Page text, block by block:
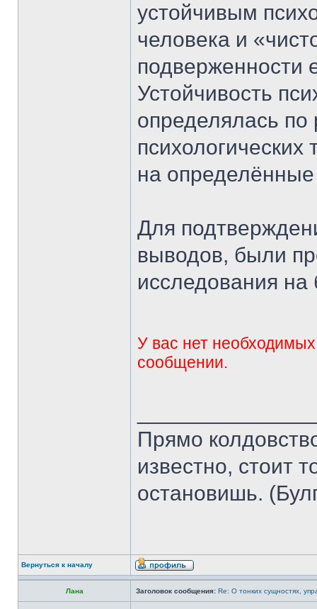
устойчивым
человека и
подверженности
Устойчивость
определялась по
на
Для
выводов, были
исследования
У вас нет
сообщении.
Прямо
известно, стоит
остановишь.
Вернуться к началу
Лана Заголовок сообщения: Re: О тонких сущностях,